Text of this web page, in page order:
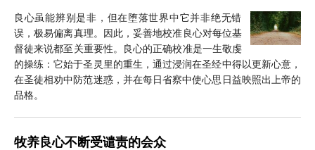
韩语
土耳其语
阿拉伯语
阿尔巴尼亚语
塞尔维亚语 柬埔寨语
良心虽能辨别是非，但在堕落世界中它并非绝无错
误，极易偏离真理。因此，妥善地校准良心对每位基
督徒来说都至关重要性。良心的正确校准是一生敬虔
的操练：它始于圣灵里的重生，通过浸润在圣经中得以更新心意，
在圣徒相劝中防范迷惑，并在每日省察中使心思日益映照出上帝的
品格。
牧养良心不断受谴责的会众